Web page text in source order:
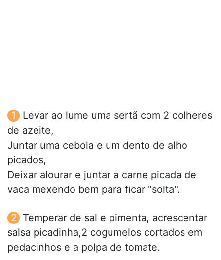
Levar ao lume uma sertã com 2 colheres
de azeite,
Juntar uma cebola e um dento de alho
picados,
Deixar alourar e juntar a carne picada de
vaca mexendo bem para ficar "solta".
Temperar de sal e pimenta, acrescentar
salsa picadinha,2 cogumelos cortados em
pedacinhos e a polpa de tomate.